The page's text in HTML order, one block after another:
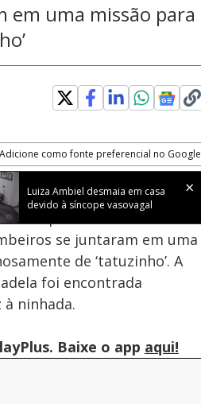
em uma missão para
Adicione como fonte preferencial no Google
in new window
Luiza Ambiel desmaia em casa
devido à síncope vasovagal
preso em uma toca
quando acabou ficando
se juntaram em uma
de ‘tatuzinho’. A
foi encontrada
ninhada.
Baixe o app aqui!